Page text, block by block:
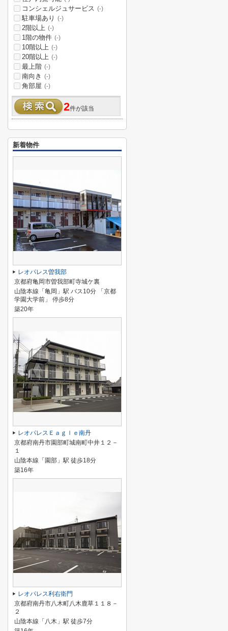
コンシェルジュサービス (-)
駐車場あり (-)
2階以上 (-)
1階の物件 (-)
10階以上 (-)
20階以上 (-)
最上階 (-)
南向き (-)
角部屋 (-)
2件が該当
新着物件
レオパレス曽我部
京都府亀岡市曽我部町寺城ケ裏
山陰本線「亀岡」駅 バス10分 「京都
学園大学前」 停歩8分
築20年
レオパレスＥａｇｌｅ南丹
京都府南丹市園部町城南町中井１２－
１
山陰本線「園部」駅 徒歩18分
築16年
レオパレス利右衛門
京都府南丹市八木町八木鹿草１１８－
２
山陰本線「八木」駅 徒歩7分